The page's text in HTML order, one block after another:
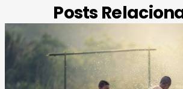
Posts